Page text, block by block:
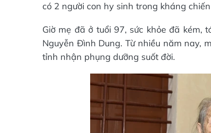
có 2 người con hy sinh trong kháng
Giờ mẹ đã ở tuổi 97, sức khỏe đã kém,
Nguyễn Đình Dung. Từ nhiều năm nay,
tỉnh nhận phụng dưỡng suốt đời.